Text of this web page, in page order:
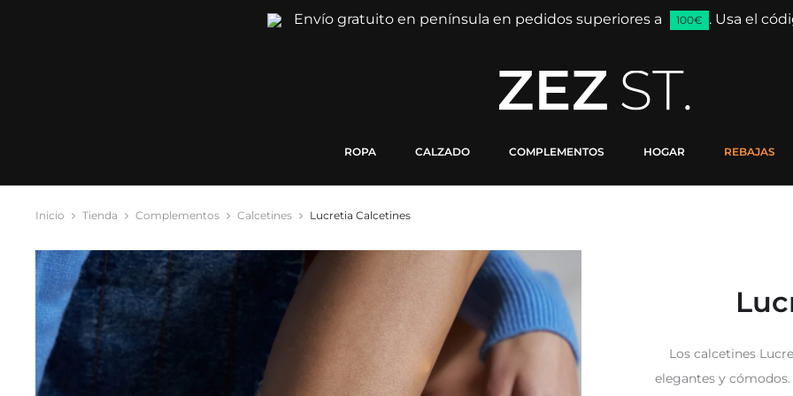
Envío gratuito en península en pedidos superiores a 100€ . Usa el
ROPA CALZADO COMPLEMENTOS HOGAR REBAJAS
Inicio Tienda Complementos Calcetines Lucretia Calcetines
Los calcetines
elegantes y